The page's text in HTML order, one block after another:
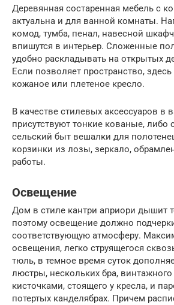
Деревянная состаренная мебель с
актуальна и для ванной комнаты.
комод, тумба, пенал, навесной
впишутся в интерьер. Сложенные
удобно раскладывать на открытых
Если позволяет пространство,
кожаное или плетеное кресло.
В качестве стилевых аксессуаров в
присутствуют тонкие кованые,
сельский быт вешалки для
корзинки из лозы, зеркало,
работы.
Освещение
Дом в стиле кантри априори дышит
поэтому освещение должно
соответствующую атмосферу.
освещения, легко струящегося
тюль, в темное время суток
люстры, нескольких бра,
кисточками, стоящего у кресла, и
потертых канделябрах. Причем